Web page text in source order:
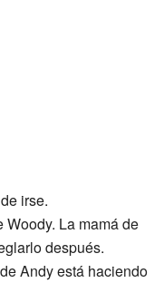
irse.
La mamá de
después.
Andy está haciendo